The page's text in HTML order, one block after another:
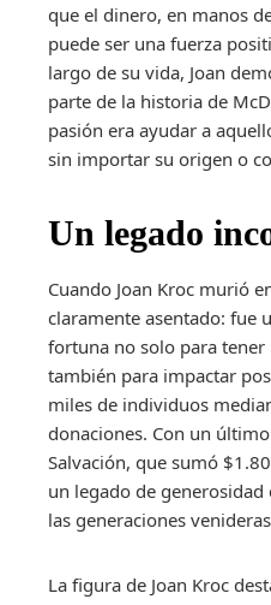
que el dinero, en manos
puede ser una fuerza
largo de su vida, Joan
parte de la historia de
pasión era ayudar a
sin importar su origen o
Un legado
Cuando Joan Kroc murió
claramente asentado: fue
fortuna no solo para
también para impactar
miles de individuos
donaciones. Con un
Salvación, que sumó
un legado de
las generaciones
La figura de Joan Kroc